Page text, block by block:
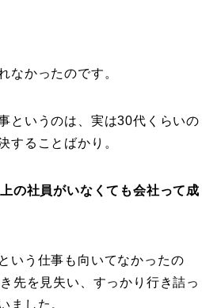
なかったのです。
というのは、実は30代くらいの
することばかり。
の社員がいなくても会社って成
いう仕事も向いてなかったの
先を見失い、すっかり行き詰っ
ました。